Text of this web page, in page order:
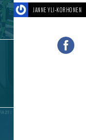
JANNE YLI-KORHONEN